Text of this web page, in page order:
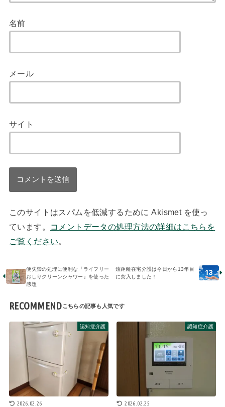
名前
メール
サイト
このサイトはスパムを低減するために Akismet を使っ
ています。
コメントデータの処理方法の詳細はこちらを
ご覧ください。
便失禁の処理に便利な『ライフリー
おしりクリーンシャワー』を使った
感想
遠距離在宅介護は今日から13年目
に突入しました！
RECOMMEND
認知症介護
2026.02.26
認知症介護
2026.02.25